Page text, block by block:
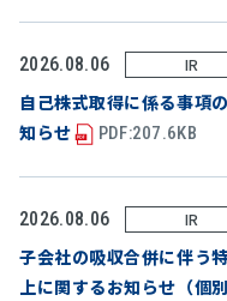
2026.08.06 IR
自己株式取得に係る事項
知らせ
PDF:207.6KB
2026.08.06 IR
子会社の吸収合併に伴う
上に関するお知らせ（個別